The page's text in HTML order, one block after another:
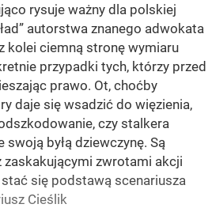
rysuje ważny dla polskiej
autorstwa znanego adwokata
kolei ciemną stronę wymiaru
przypadki tych, którzy przed
prawo. Ot, choćby
daje się wsadzić do więzienia,
czy stalkera
byłą dziewczynę. Są
zwrotami akcji
się podstawą scenariusza
Cieślik